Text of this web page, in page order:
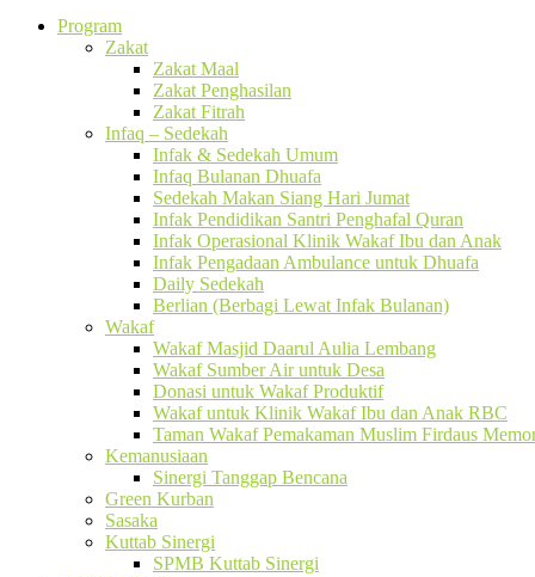
Program
Zakat
Zakat Maal
Zakat Penghasilan
Zakat Fitrah
Infaq – Sedekah
Infak & Sedekah Umum
Infaq Bulanan Dhuafa
Sedekah Makan Siang Hari Jumat
Infak Pendidikan Santri Penghafal Quran
Infak Operasional Klinik Wakaf Ibu dan Anak
Infak Pengadaan Ambulance untuk Dhuafa
Daily Sedekah
Berlian (Berbagi Lewat Infak Bulanan)
Wakaf
Wakaf Masjid Daarul Aulia Lembang
Wakaf Sumber Air untuk Desa
Donasi untuk Wakaf Produktif
Wakaf untuk Klinik Wakaf Ibu dan Anak RBC
Taman Wakaf Pemakaman Muslim Firdaus
Kemanusiaan
Sinergi Tanggap Bencana
Green Kurban
Sasaka
Kuttab Sinergi
SPMB Kuttab Sinergi